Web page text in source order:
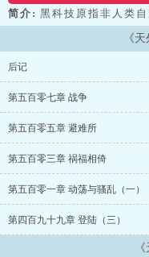
简介: 黑科技原指非人类
平，乃至于缺乏科学根据违
这种超越时代的科技，用
够破坏文明。被天外生物寄
用？
不过，在此之前他要面对
物，可不是一个易于相处的
它的邪恶。
它对人类抱有的态度，关
是全人类，陈央首先要学会
.........
《
后记
第五百零七章 战争
第五百零五章 避难所
第五百零三章 祸福相倚
第五百零一章 动荡与骚乱（一）
第四百九十九章 登陆（三）